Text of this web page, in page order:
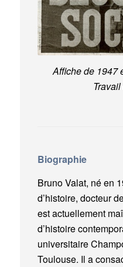
Affiche de 1947
Biographie
Bruno Valat, né en
d’histoire, docteur
est actuellement
d’histoire
universitaire
Toulouse. Il a